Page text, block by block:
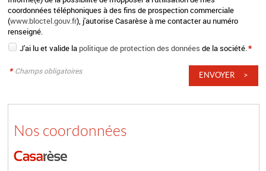
coordonnées téléphoniques à des fins de prospection commerciale
(www.bloctel.gouv.fr), j'autorise Casarèse à me contacter au numéro
renseigné.
J'ai lu et valide la politique de protection des données de la société.*
* Champs obligatoires
Nos coordonnées